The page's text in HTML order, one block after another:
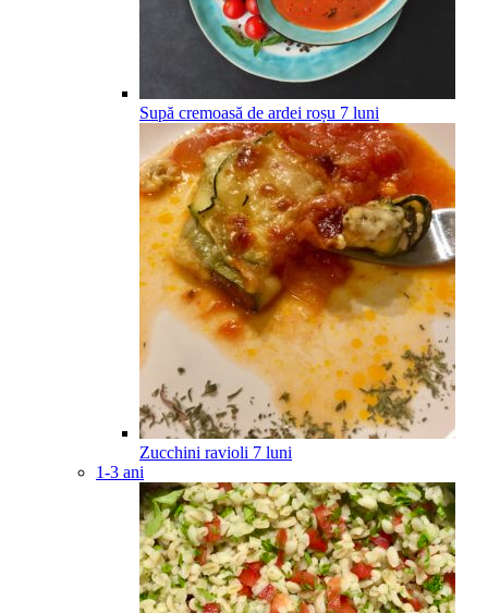
Supă cremoasă de ardei roșu 7 luni
Zucchini ravioli 7 luni
1-3 ani